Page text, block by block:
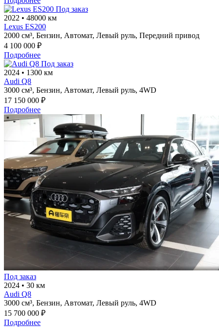
Под заказ
2022 • 48000 км
Lexus ES200
2000 см³, Бензин, Автомат, Левый руль, Передний привод
4 100 000 ₽
Подробнее
Под заказ
2024 • 1300 км
Audi Q8
3000 см³, Бензин, Автомат, Левый руль, 4WD
17 150 000 ₽
Подробнее
Под заказ
2024 • 30 км
Audi Q8
3000 см³, Бензин, Автомат, Левый руль, 4WD
15 700 000 ₽
Подробнее